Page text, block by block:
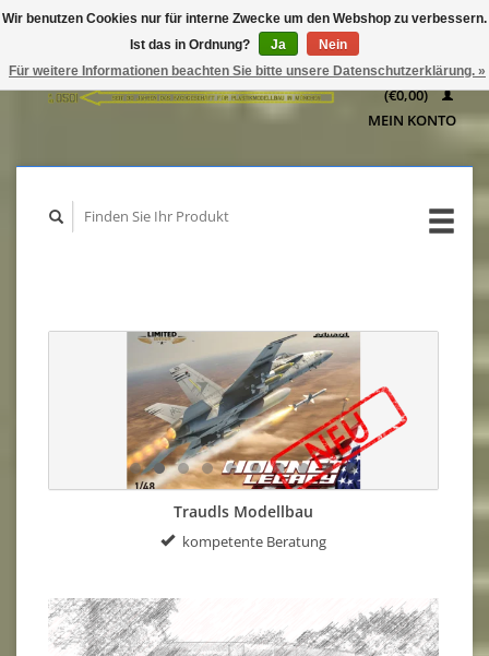
WARENKORB
(€0,00)
MEIN KONTO
Traudls Modellbau
Ladengeschäft zum Stöbern
Wir benutzen Cookies nur für interne Zwecke um den Webshop zu verbessern.
Ist das in Ordnung?
Ja
Nein
Für weitere Informationen beachten Sie bitte unsere Datenschutzerklärung. »